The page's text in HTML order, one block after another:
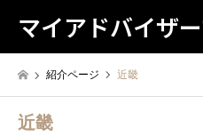
マイアドバイザ
紹介ページ 近畿
近畿